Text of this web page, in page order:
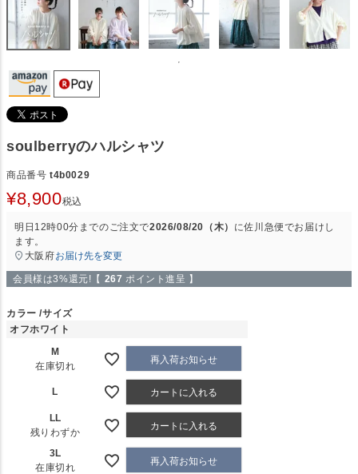
soulberryのハルシャツ
商品番号 t4b0029
¥8,900税込
明日 12時00分 までのご注文で2026/08/20（木） に佐川急便でお届けし
ます。
大阪府お届け先を変更
会員様は3%還元!【 267 ポイント進呈 】
カラー サイズ
オフホワイト
M
在庫切れ
再入荷お知らせ
L カートに入れる
LL
残りわずか
カートに入れる
3L
在庫切れ
再入荷お知らせ